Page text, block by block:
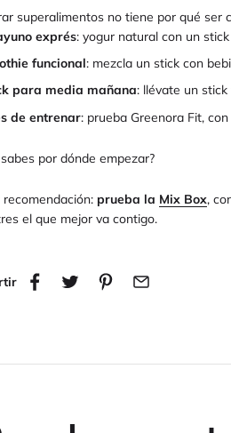
superalimentos no tiene por qué ser
exprés: yogur natural con un
funcional: mezcla un stick con
para media mañana: llévate un
de entrenar: prueba Greenora Fit,
por dónde empezar?
prueba la Mix Box,
el que mejor va contigo.